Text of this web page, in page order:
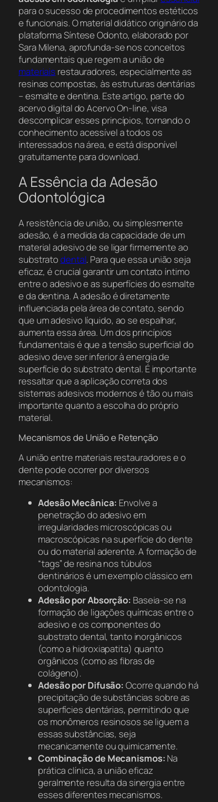
para o sucesso de procedimentos estéticos
e funcionais. O material didático originário da
plataforma Síntese Odonto, elaborado por
Sara Milena, aprofunda-se nos conceitos
fundamentais que regem a união de
materiais restauradores, especialmente as
resinas compostas, às estruturas dentárias
– esmalte e dentina. Este artigo, parte do
acervo digital do Acervo On-line, visa
descomplicar esses princípios, tornando o
conhecimento acessível a todos os
interessados na área, e está disponível
gratuitamente para download.
A Essência da Adesão
Odontológica
A resistência de união, ou simplesmente
adesão, é a medida da capacidade de um
material adesivo de se ligar firmemente ao
substratodental. Para que essa união seja
eficaz, é crucial garantir um contato íntimo
entre o adesivo e as superfícies do esmalte
e da dentina. A adesão é diretamente
influenciada pela área de contato, sendo
que um adesivo líquido, ao se espalhar,
aumenta essa área. Um dos princípios
fundamentais é que a tensão superficial do
adesivo deve ser inferior à energia de
superfície do substrato dental. É importante
ressaltar que a aplicação correta dos
sistemas adesivos modernos é tão ou mais
importante quanto a escolha do próprio
material.
Mecanismos de União e Retenção
A união entre materiais restauradores e o
dente pode ocorrer por diversos
mecanismos:
Adesão Mecânica: Envolve a
penetração do adesivo em
irregularidades microscópicas ou
macroscópicas na superfície do dente
ou do material aderente. A formação de
“tags” de resina nos túbulos
dentinários é um exemplo clássico em
odontologia.
Adesão por Absorção: Baseia-se na
formação de ligações químicas entre o
adesivo e os componentes do
substrato dental, tanto inorgânicos
(como a hidroxiapatita) quanto
orgânicos (como as fibras de
colágeno).
Adesão por Difusão:Ocorre quando há
precipitação de substâncias sobre as
superfícies dentárias, permitindo que
os monômeros resinosos se liguem a
essas substâncias, seja
mecanicamente ou quimicamente.
Combinação de Mecanismos:Na
prática clínica, a união eficaz
geralmente resulta da sinergia entre
esses diferentes mecanismos.